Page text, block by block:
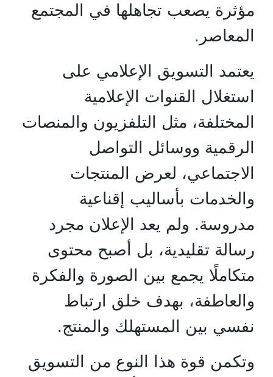
مؤثرة يصعب تجاهلها في المجتمع
المعاصر.
يعتمد التسويق الإعلامي على
استغلال القنوات الإعلامية
المختلفة، مثل التلفزيون والمنصات
الرقمية ووسائل التواصل
الاجتماعي، لعرض المنتجات
والخدمات بأساليب إقناعية
مدروسة. ولم يعد الإعلان مجرد
رسالة تقليدية، بل أصبح محتوى
متكاملًا يجمع بين الصورة والفكرة
والعاطفة، بهدف خلق ارتباط
نفسي بين المستهلك والمنتج.
وتكمن قوة هذا النوع من التسويق